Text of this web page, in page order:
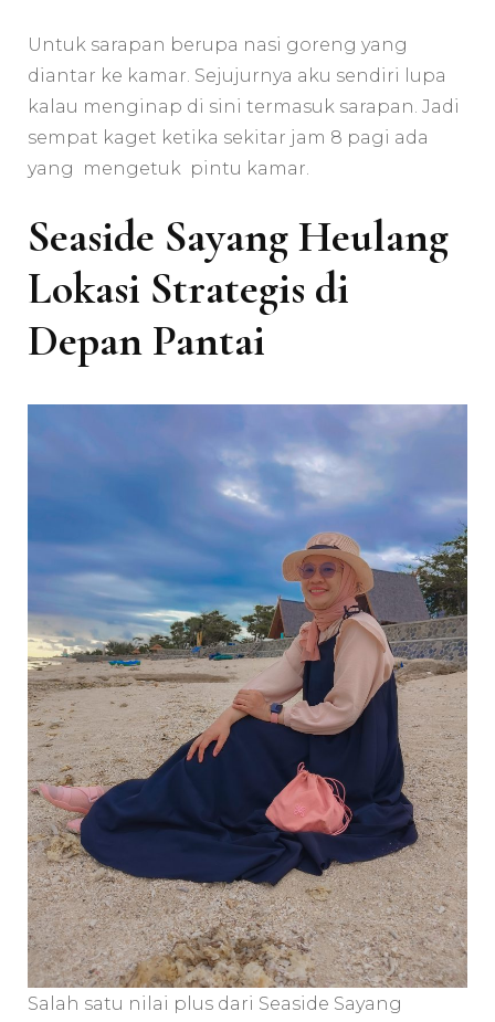
Untuk sarapan berupa nasi goreng yang
diantar ke kamar. Sejujurnya aku sendiri lupa
kalau menginap di sini termasuk sarapan. Jadi
sempat kaget ketika sekitar jam 8 pagi ada
yang mengetuk pintu kamar.
Seaside Sayang Heulang
Lokasi Strategis di
Depan Pantai
Salah satu nilai plus dari Seaside Sayang